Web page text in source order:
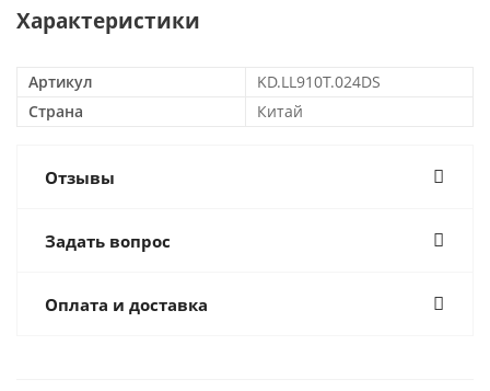
Характеристики
Артикул
KD.LL910T.024DS
Страна
Китай
Отзывы
Задать вопрос
Оплата и доставка